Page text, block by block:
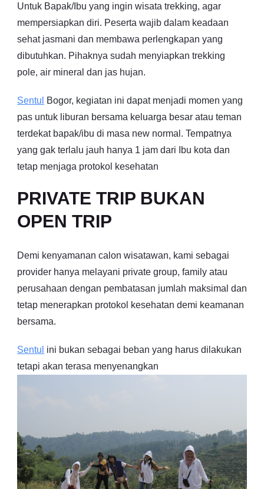
Untuk Bapak/Ibu yang ingin wisata trekking, agar
mempersiapkan diri. Peserta wajib dalam keadaan
sehat jasmani dan membawa perlengkapan yang
dibutuhkan. Pihaknya sudah menyiapkan trekking
pole, air mineral dan jas hujan.
Sentul
Bogor, kegiatan ini dapat menjadi momen yang
pas untuk liburan bersama keluarga besar atau teman
terdekat bapak/ibu di masa new normal. Tempatnya
yang gak terlalu jauh hanya 1 jam dari Ibu kota dan
tetap menjaga protokol kesehatan
PRIVATE TRIP BUKAN
OPEN TRIP
Demi kenyamanan calon wisatawan, kami sebagai
provider hanya melayani private group, family atau
perusahaan dengan pembatasan jumlah maksimal dan
tetap menerapkan protokol kesehatan demi keamanan
bersama.
Sentul ini bukan sebagai beban yang harus dilakukan
tetapi akan terasa menyenangkan